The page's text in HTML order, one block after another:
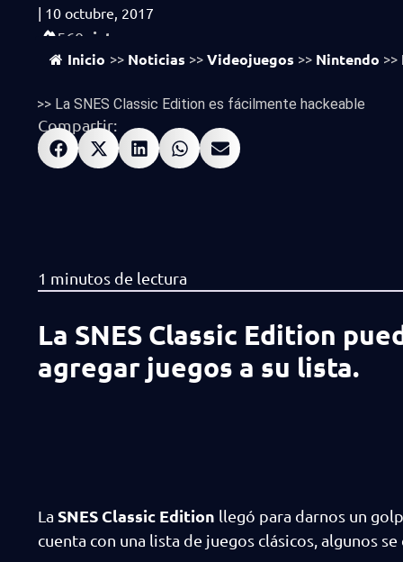
| 10 octubre, 2017
560 vistas
Inicio >> Noticias >> Videojuegos >> Nintendo >>
>> La SNES Classic Edition es fácilmente hackeable
Compartir:
La SNES Classic Edition
agregar juegos a su lista.
La SNES Classic Edition llegó para darnos un
cuenta con una lista de juegos clásicos, algunos